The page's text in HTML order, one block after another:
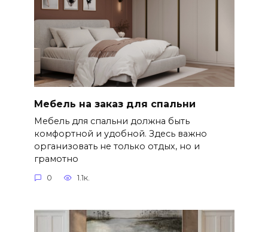
Мебель на заказ для спальни
Мебель для спальни должна быть
комфортной и удобной. Здесь важно
организовать не только отдых, но и
грамотно
0 1.1к.